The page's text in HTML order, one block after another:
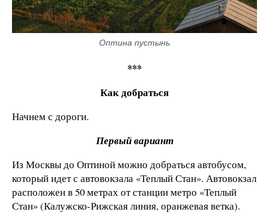
Оптина пустынь
***
Как добраться
Начнем с дороги.
Первый вариант
Из Москвы до Оптиной можно добраться автобусом,
который идет с автовокзала «Теплый Стан». Автовокзал
расположен в 50 метрах от станции метро «Теплый
Стан» (Калужско-Рижская линия, оранжевая ветка).